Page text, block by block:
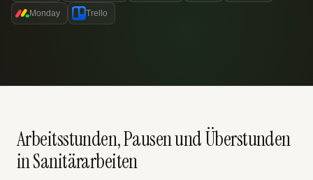
Monday Trello
Arbeitsstunden, Pausen und Überstunden
in Sanitärarbeiten